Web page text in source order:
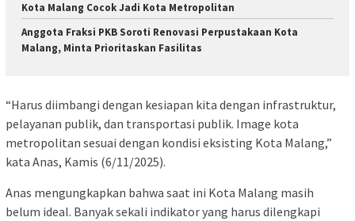
Kota Malang Cocok Jadi Kota Metropolitan
Anggota Fraksi PKB Soroti Renovasi Perpustakaan Kota
Malang, Minta Prioritaskan Fasilitas
“Harus diimbangi dengan kesiapan kita dengan infrastruktur,
pelayanan publik, dan transportasi publik. Image kota
metropolitan sesuai dengan kondisi eksisting Kota Malang,”
kata Anas, Kamis (6/11/2025).
Anas mengungkapkan bahwa saat ini Kota Malang masih
belum ideal. Banyak sekali indikator yang harus dilengkapi